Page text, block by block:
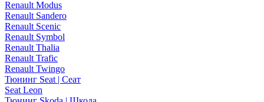
Renault Modus
Renault Sandero
Renault Scenic
Renault Symbol
Renault Thalia
Renault Trafic
Renault Twingo
Тюнинг Seat | Сеат
Seat Leon